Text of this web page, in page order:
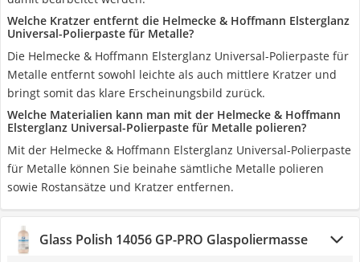
Welche Kratzer entfernt die Helmecke & Hoffmann Elsterglanz
Universal-Polierpaste für Metalle?
Die Helmecke & Hoffmann Elsterglanz Universal-Polierpaste für
Metalle entfernt sowohl leichte als auch mittlere Kratzer und
bringt somit das klare Erscheinungsbild zurück.
Welche Materialien kann man mit der Helmecke & Hoffmann
Elsterglanz Universal-Polierpaste für Metalle polieren?
Mit der Helmecke & Hoffmann Elsterglanz Universal-Polierpaste
für Metalle können Sie beinahe sämtliche Metalle polieren
sowie Rostansätze und Kratzer entfernen.
Glass Polish 14056 GP-PRO Glaspoliermasse